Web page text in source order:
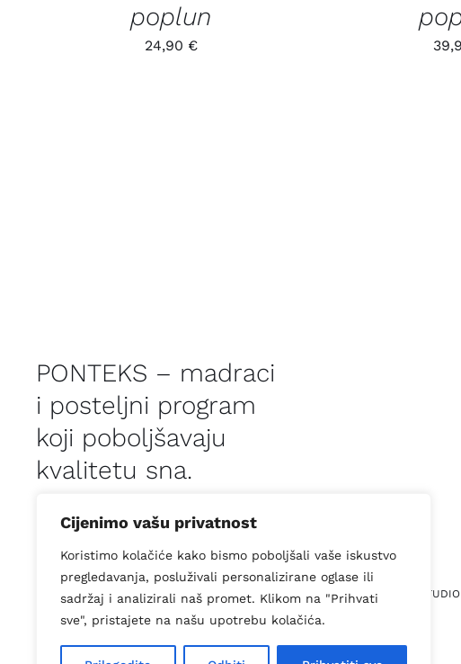
Cijenimo vašu privatnost
Koristimo kolačiće kako bismo poboljšali vaše iskustvo
pregledavanja, posluživali personalizirane oglase ili
sadržaj i analizirali naš promet. Klikom na "Prihvati
sve", pristajete na našu upotrebu kolačića.
poplun
24,90 €
PONTEKS – madraci
i posteljni program
koji poboljšavaju
kvalitetu sna.
© Copyright 2026 | PONTEKS doo | All Rights Reserved | Powered by ICE STUDIO